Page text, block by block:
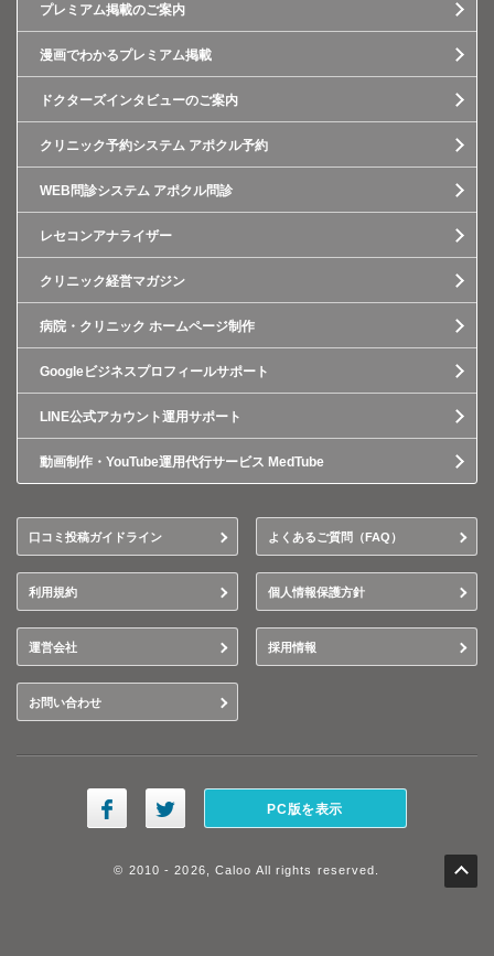
プレミアム掲載のご案内
漫画でわかるプレミアム掲載
ドクターズインタビューのご案内
クリニック予約システム アポクル予約
WEB問診システム アポクル問診
レセコンアナライザー
クリニック経営マガジン
病院・クリニック ホームページ制作
Googleビジネスプロフィールサポート
LINE公式アカウント運用サポート
動画制作・YouTube運用代行サービス MedTube
口コミ投稿ガイドライン よくあるご質問（FAQ）
利用規約 個人情報保護方針
運営会社 採用情報
お問い合わせ
PC版を表示
© 2010 - 2026, Caloo All rights reserved.